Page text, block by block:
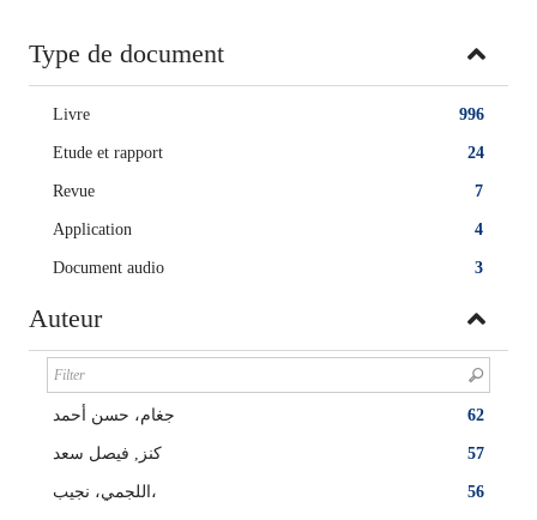
Type de document
996
Livre
24
Etude et rapport
7
Revue
4
Application
3
Document audio
Auteur
62 جغام، حسن أحمد
57 كنز, فيصل سعد
56 اللجمي، نجيب،